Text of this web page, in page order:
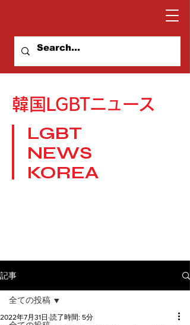
​韓国LGBTニュース
LGBT
NEWS
KOREA
記事
全ての投稿
2022年7月31日 読了時間: 5分